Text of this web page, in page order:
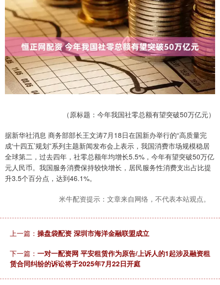
（原标题：今年我国社零总额有望突破50万亿元）
据新华社消息 商务部部长王文涛7月18日在国新办举行的“高质量完
成‘十四五’规划”系列主题新闻发布会上表示，我国消费市场规模稳居
全球第二，过去四年，社零总额年均增长5.5%，今年有望突破50万亿
元人民币。我国服务消费保持较快增长，居民服务性消费支出占比提
升3.5个百分点，达到46.1%。
米牛配资提示：文章来自网络，不代表本站观点。
上一篇： 操盘袋配资 深圳市海洋金融联盟成立
下一篇： 一对一配资网 平安租赁作为原告/上诉人的1起涉及融资租
赁合同纠纷的诉讼将于2025年7月22日开庭